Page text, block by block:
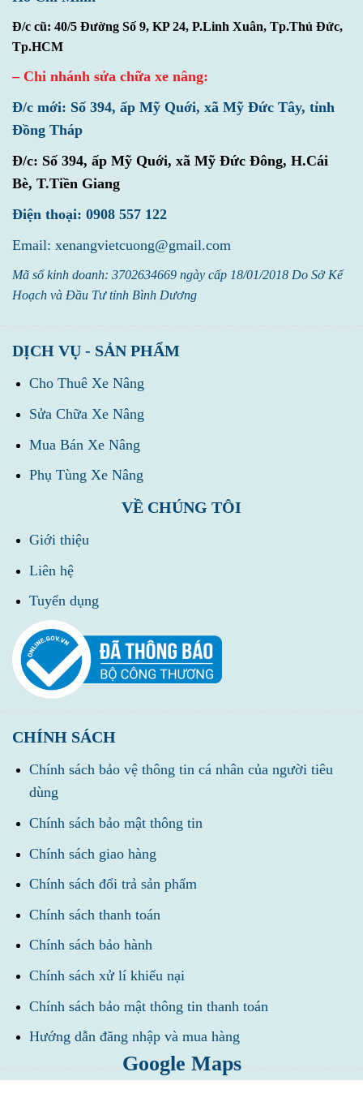
Đ/c cũ: 40/5 Đường Số 9, KP 24, P.Linh Xuân, Tp.Thủ Đức,
Tp.HCM
– Chi nhánh sửa chữa xe nâng:
Đ/c mới: Số 394, ấp Mỹ Quới, xã Mỹ Đức Tây, tỉnh
Đồng Tháp
Đ/c: Số 394, ấp Mỹ Quới, xã Mỹ Đức Đông, H.Cái
Bè, T.Tiền Giang
Điện thoại: 0908 557 122
Email: xenangvietcuong@gmail.com
Mã số kinh doanh: 3702634669 ngày cấp 18/01/2018 Do Sở Kế
Hoạch và Đầu Tư tỉnh Bình Dương
DỊCH VỤ - SẢN PHẨM
Cho Thuê Xe Nâng
Sửa Chữa Xe Nâng
Mua Bán Xe Nâng
Phụ Tùng Xe Nâng
VỀ CHÚNG TÔI
Giới thiệu
Liên hệ
Tuyển dụng
CHÍNH SÁCH
Chính sách bảo vệ thông tin cá nhân của người tiêu
dùng
Chính sách bảo mật thông tin
Chính sách giao hàng
Chính sách đổi trả sản phẩm
Chính sách thanh toán
Chính sách bảo hành
Chính sách xử lí khiếu nại
Chính sách bảo mật thông tin thanh toán
Hướng dẫn đăng nhập và mua hàng
Google Maps